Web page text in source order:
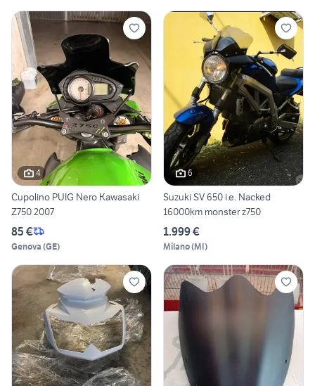
4
Cupolino PUIG Nero Kawasaki
Z750 2007
85 €
Genova (GE)
6
Suzuki SV 650 i.e. Nacked
16000km monster z750
1.999 €
Milano(MI)